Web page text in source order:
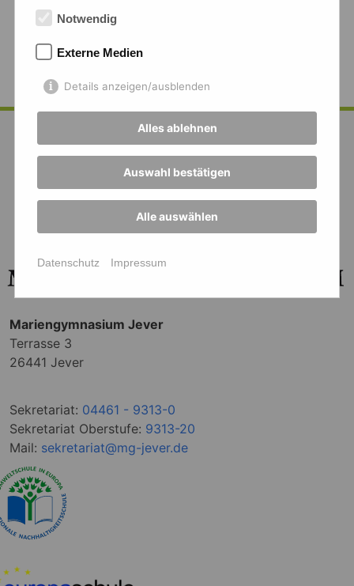
Mariengymnasium Jever
Terrasse 3
26441 Jever
Sekretariat: 04461 - 9313-0
Sekretariat Oberstufe: 9313-20
Mail: sekretariat@mg-jever.de
Notwendig
Externe Medien
Details anzeigen/ausblenden
Alles ablehnen
Auswahl bestätigen
Alle auswählen
Datenschutz Impressum